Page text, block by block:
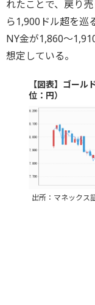
れたことで、戻り
ら1,900ドル超を巡
NY金が1,860～
想定している。
【図表】ゴー
位：円）
出所：マネックス